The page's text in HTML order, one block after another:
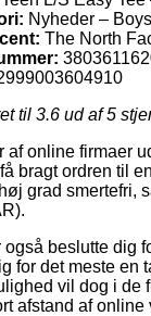
Nyheder – Boys
The North
til 3.6 ud af 5
af online firmaer
bragt ordren til
grad smertefri,
også beslutte dig
for det meste
vil dog i de
afstand af